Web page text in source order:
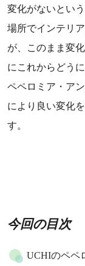
変化がないとい
場所でインテリ
が、このまま変
にこれからどう
ペペロミア・ア
により良い変化
す。
今回の目次
UCHIのペペ